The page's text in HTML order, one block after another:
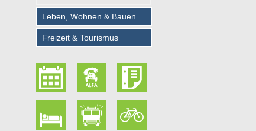
Leben, Wohnen & Bauen
Freizeit & Tourismus